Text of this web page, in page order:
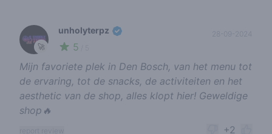
🚀
unholyterpz
5
Mijn favoriete plek in Den Bosch, van het menu tot
de ervaring, tot de snacks, de activiteiten en het
aesthetic van de shop, alles klopt hier! Geweldige
shop🔥
+2